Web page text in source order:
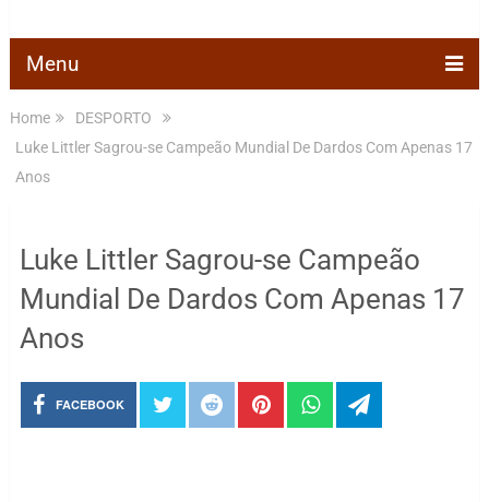
Menu
Home
DESPORTO
Luke Littler Sagrou-se Campeão Mundial De Dardos Com Apenas 17
Anos
Luke Littler Sagrou-se Campeão
Mundial De Dardos Com Apenas 17
Anos
FACEBOOK